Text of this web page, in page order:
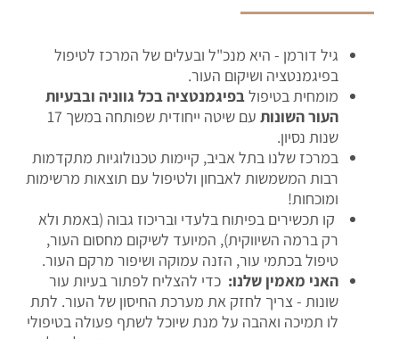
גיל דורמן - היא מנכ"ל ובעלים של המרכז לטיפול
בפיגמנטציה ושיקום העור.
מומחית בטיפולבפיגמנטציה בכל גווניה ובבעיות
העור השונות
עם שיטה ייחודית שפותחה במשך 17
שנות נסיון.
במרכז שלנו בתל אביב, קיימות טכנולוגיות מתקדמות
רבות המשמשות לאבחון ולטיפול עם תוצאות מרשימות
ומוכחות!
קו תכשירים בפיתוח בלעדי ובריכוז גבוה (באמת ולא
רק ברמה השיווקית), המיועד לשיקום מחסום העור,
טיפול בכתמי עור, הזנה עמוקה ושיפור מרקם העור.
האני מאמין שלנו: כדי להצליח לפתור בעיות עור
שונות - צריך לחזק את מערכת החיסון של העור. לתת
לו תמיכה ואהבה על מנת שיוכל לשתף פעולה בטיפולי